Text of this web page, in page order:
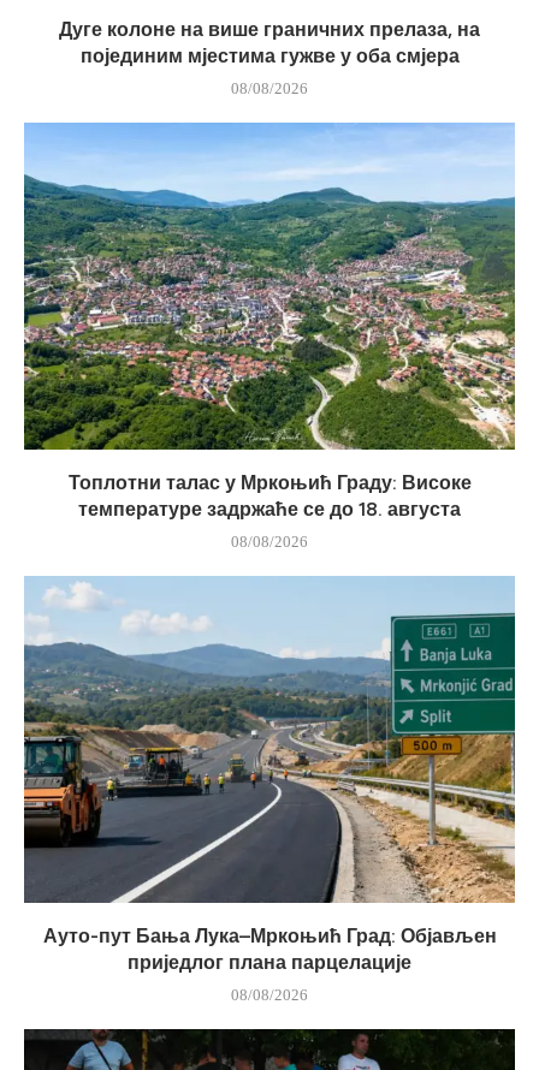
Дуге колоне на више граничних прелаза, на
појединим мјестима гужве у оба смјера
08/08/2026
Топлотни талас у Мркоњић Граду: Високе
температуре задржаће се до 18. августа
08/08/2026
Ауто-пут Бања Лука–Мркоњић Град: Објављен
приједлог плана парцелације
08/08/2026